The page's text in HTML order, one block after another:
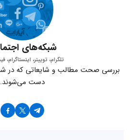
شبکه‌های
تلگرام، توییتر، اینستاگرام،
بررسی صحت مطالب و شایعاتی که در
دست می‌شوند.